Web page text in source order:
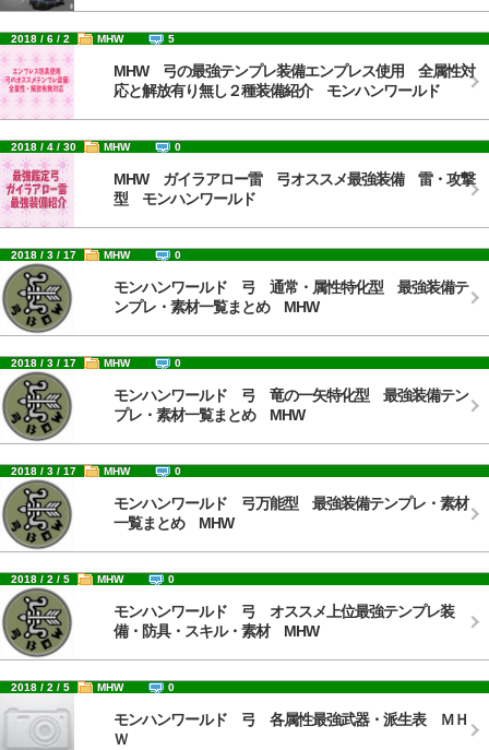
2018 / 6 / 2 MHW 5
MHW 弓の最強テンプレ装備エンプレス使用 全属性対
応と解放有り無し２種装備紹介 モンハンワールド
2018 / 4 / 30 MHW 0
MHW ガイラアロー雷 弓オススメ最強装備 雷・攻撃
型 モンハンワールド
2018 / 3 / 17 MHW 0
モンハンワールド 弓 通常・属性特化型 最強装備テ
ンプレ・素材一覧まとめ MHW
2018 / 3 / 17 MHW 0
モンハンワールド 弓 竜の一矢特化型 最強装備テン
プレ・素材一覧まとめ MHW
2018 / 3 / 17 MHW 0
モンハンワールド 弓万能型 最強装備テンプレ・素材
一覧まとめ MHW
2018 / 2 / 5 MHW 0
モンハンワールド 弓 オススメ上位最強テンプレ装
備・防具・スキル・素材 MHW
2018 / 2 / 5 MHW 0
モンハンワールド 弓 各属性最強武器・派生表 ＭＨ
Ｗ